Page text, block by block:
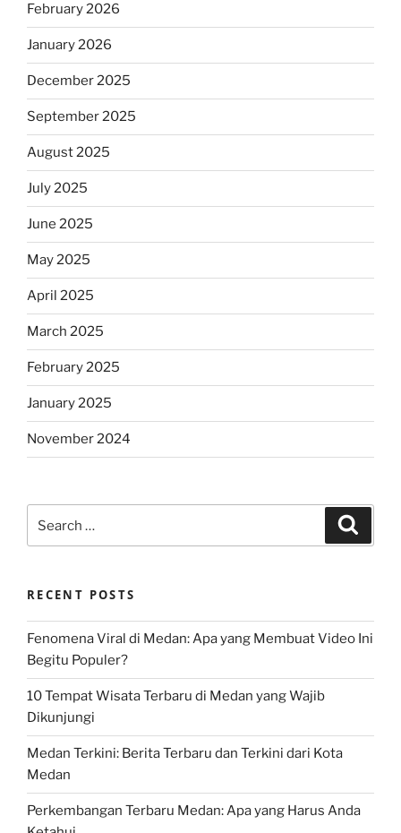
February 2026
January 2026
December 2025
September 2025
August 2025
July 2025
June 2025
May 2025
April 2025
March 2025
February 2025
January 2025
November 2024
for:
RECENT POSTS
Fenomena Viral di Medan: Apa yang Membuat Video Ini
Begitu Populer?
10 Tempat Wisata Terbaru di Medan yang Wajib
Dikunjungi
Medan Terkini: Berita Terbaru dan Terkini dari Kota
Medan
Perkembangan Terbaru Medan: Apa yang Harus Anda